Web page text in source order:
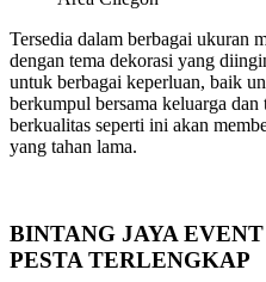
Tersedia dalam berbagai ukuran
dengan tema dekorasi yang
untuk berbagai keperluan, baik
berkumpul bersama keluarga
berkualitas seperti ini akan
yang tahan lama.
BINTANG JAYA
PESTA TERLENGKAP